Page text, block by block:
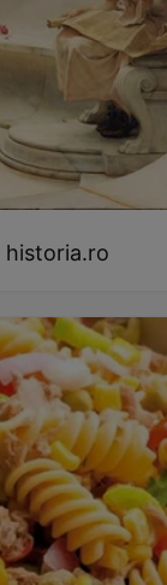
historia.ro